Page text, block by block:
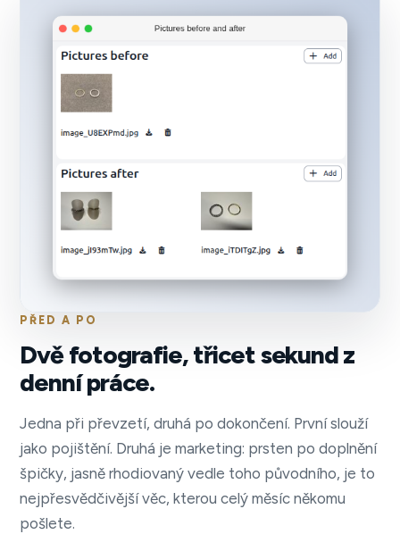
PŘED A PO
Dvě fotografie, třicet sekund z
denní práce.
Jedna při převzetí, druhá po dokončení. První slouží
jako pojištění. Druhá je marketing: prsten po doplnění
špičky, jasně rhodiovaný vedle toho původního, je to
nejpřesvědčivější věc, kterou celý měsíc někomu
pošlete.